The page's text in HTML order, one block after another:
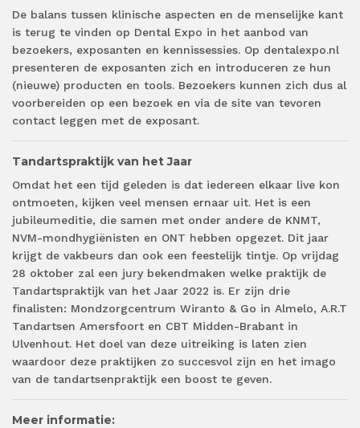
De balans tussen klinische aspecten en de menselijke kant
is terug te vinden op Dental Expo in het aanbod van
bezoekers, exposanten en kennissessies. Op dentalexpo.nl
presenteren de exposanten zich en introduceren ze hun
(nieuwe) producten en tools. Bezoekers kunnen zich dus al
voorbereiden op een bezoek en via de site van tevoren
contact leggen met de exposant.
Tandartspraktijk van het Jaar
Omdat het een tijd geleden is dat iedereen elkaar live kon
ontmoeten, kijken veel mensen ernaar uit. Het is een
jubileumeditie, die samen met onder andere de KNMT,
NVM-mondhygiënisten en ONT hebben opgezet. Dit jaar
krijgt de vakbeurs dan ook een feestelijk tintje. Op vrijdag
28 oktober zal een jury bekendmaken welke praktijk de
Tandartspraktijk van het Jaar 2022 is. Er zijn drie
finalisten: Mondzorgcentrum Wiranto & Go in Almelo, A.R.T
Tandartsen Amersfoort en CBT Midden-Brabant in
Ulvenhout. Het doel van deze uitreiking is laten zien
waardoor deze praktijken zo succesvol zijn en het imago
van de tandartsenpraktijk een boost te geven.
Meer informatie: